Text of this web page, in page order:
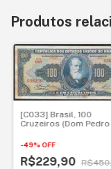
Produtos
[C033] Brasil, 100
Cruzeiros (Dom Pedro
-49%OFF
R$229,90